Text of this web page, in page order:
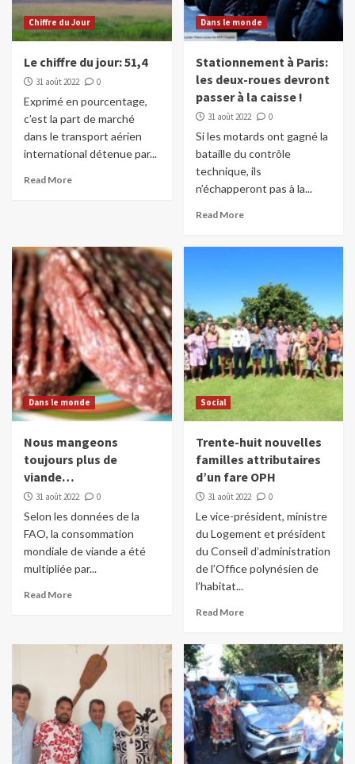
Chiffre du Jour
Le chiffre du jour: 51,4
31 août 2022 0
Exprimé en pourcentage,
c’est la part de marché
dans le transport aérien
international détenue par...
Read More
Dans le monde
Stationnement à Paris:
les deux-roues devront
passer à la caisse !
31 août 2022 0
Si les motards ont gagné la
bataille du contrôle
technique, ils
n’échapperont pas à la...
Read More
Dans le monde
Nous mangeons
toujours plus de
viande…
31 août 2022 0
Selon les données de la
FAO, la consommation
mondiale de viande a été
multipliée par...
Read More
Social
Trente-huit nouvelles
familles attributaires
d’un fare OPH
31 août 2022 0
Le vice-président, ministre
du Logement et président
du Conseil d’administration
de l’Office polynésien de
l’habitat...
Read More